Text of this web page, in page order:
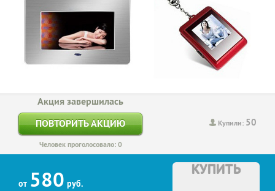
Купили: 50
Акция завершилась
ПОВТОРИТЬ АКЦИЮ
Человек проголосовало: 0
от 580 руб.
КУПИТЬ